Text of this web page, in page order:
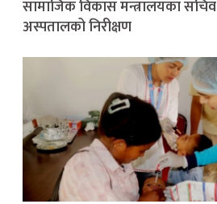
सामाजिक विकास मन्त्रालयका सचिव
अस्पतालको निरीक्षण